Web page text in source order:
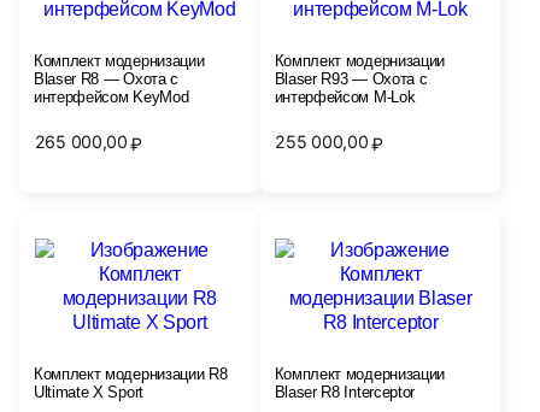
Комплект модернизации
Blaser R8 — Охота с
интерфейсом KeyMod
265 000,00 ₽
Комплект модернизации
Blaser R93 — Охота с
интерфейсом M-Lok
255 000,00₽
Комплект модернизации R8
Ultimate X Sport
Комплект модернизации
Blaser R8 Interceptor